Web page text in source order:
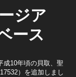
ジア
ース
成10年頃の貝取、聖
）を追加しまし